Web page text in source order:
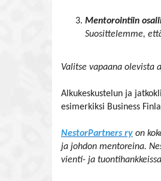
Mentorointiin
Suosittelemme,
Valitse vapaana olevista
Alkukeskustelun ja
esimerkiksi Business
NestorPartners ry on
ja johdon mentoreina.
vienti- ja